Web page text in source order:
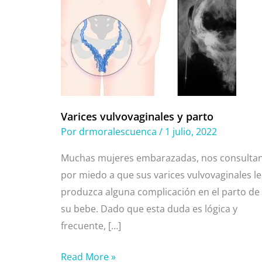
Varices vulvovaginales y parto
Pordrmoralescuenca / 1 julio, 2022
Muchas mujeres embarazadas, nos
por miedo a que sus varices vulvovaginales
produzca alguna complicación en el parto de
su bebe. Dado que esta duda es lógica y
frecuente, […]
parto
Read More »